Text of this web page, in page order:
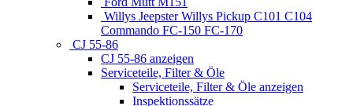
Willys Jeepster Willys Pickup C101 C104
Commando FC-150 FC-170
CJ 55-86
CJ 55-86 anzeigen
Serviceteile, Filter & Öle
Serviceteile, Filter & Öle anzeigen
Inspektionssätze